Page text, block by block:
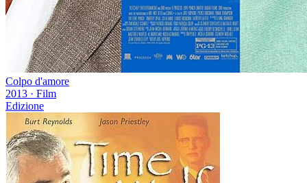
Colpo d'amore
2013 · Film
Edizione